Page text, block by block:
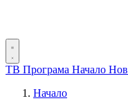
ТВ Програма Начало
Начало